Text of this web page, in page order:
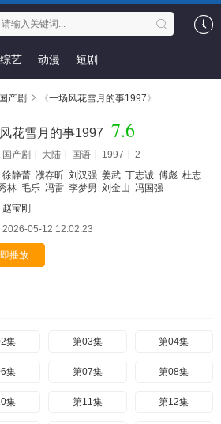
综艺 动漫 短剧
国产剧 《一场风花雪月的事1997》
花雪月的事1997 7.6
国产剧 大陆 国语 1997
2
徐静蕾 濮存昕 刘汉强 姜武 丁志诚 傅彪 杜志
林 毛乐 冯雷 李梦男 刘金山 冯国强
赵宝刚
2026-05-12 12:02:23
播放
集 第03集 第04集
集 第07集 第08集
集 第11集 第12集